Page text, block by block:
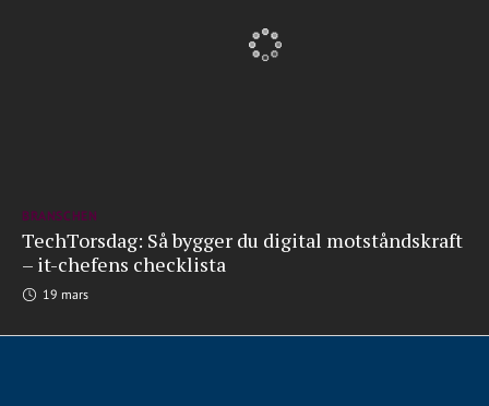
BRANSCHEN
TechTorsdag: Så bygger du digital motståndskraft
– it-chefens checklista
19 mars